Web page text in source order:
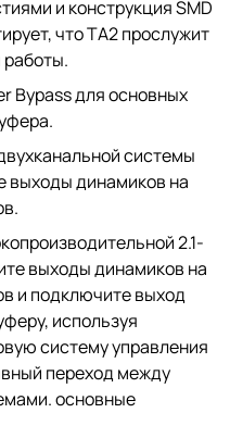
и конструкция SMD
что TA2 прослужит
работы.
Bypass для основных
системы
выходы динамиков на
2.1-
выходы динамиков на
и подключите выход
используя
систему управления
переход между
основные